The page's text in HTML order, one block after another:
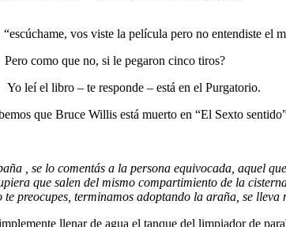
vos viste la película pero no entendiste el
Pero como que no, si le pegaron cinco tiros?
Yo leí el libro – te responde – está en el Purgatorio.
que Bruce Willis está muerto en “El Sexto
, se lo comentás a la persona equivocada, aquel
que salen del mismo compartimiento de la
preocupes, terminamos adoptando la araña, se lleva
llenar de agua el tanque del limpiador de